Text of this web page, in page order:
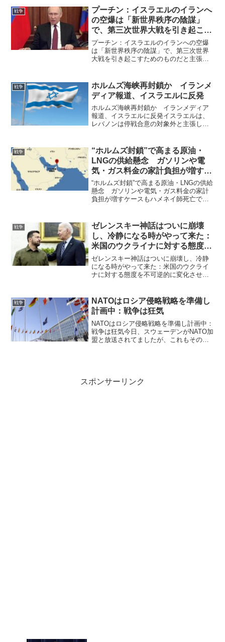
中部には航空機の影は一切ありません。
OSINTdefende...
戦争
プーチン：イスラエルのイランへ
の空爆は「新世界秩序の陰謀」
で、第三次世界大戦を引き起こす
ためのものだと主張。
プーチン：イスラエルのイランへの空爆
は「新世界秩序の陰謀」で、第三次世界
大戦を引き起こすためのものだと主張。
陰謀」で、第三次世界大戦を引き起こす
ためのものだと主張。T...
戦争
ホルムズ海峡再封鎖か イランメ
ディア報道、イスラエルに反発
ホルムズ海峡再封鎖か イランメディア
報道、イスラエルに反発イスラエルは、
レバノンは停戦合意の対象外と主張し攻
封鎖したと報じた。イスラエル軍がイラ
ンの支援を受けるイスラ...
戦争
“ホルムズ封鎖”で高まる原油・
LNGの供給懸念 ガソリンや電
気・ガス料金の家計負担が増すケ
ースも
“ホルムズ封鎖”で高まる原油・LNGの供給
懸念 ガソリンや電気・ガス料金の家計
負担が増すケースもハメネイ師死亡でホ
とイスラエルがイランへの軍事攻撃に踏
み切ったことで、中...
戦争
ゼレンスキー神話はついに崩壊
し、冷静になる時がやって来た：
米国のウクライナに対する態度を
不可逆的に変化させたのは何か？
ゼレンスキー神話はついに崩壊し、冷静
になる時がやって来た：米国のウクライ
ナに対する態度を不可逆的に変化させた
を始めているように見える。2024年10月
01日9月下旬、ウ...
戦争
NATOはロシア侵略戦略を準備し
計画中：戦争は狂気
NATOはロシア侵略戦略を準備し計画中：
戦争は狂気今日、スウェーデンがNATO加
盟と放送されてましたが、これもその準
スポンサーリンク